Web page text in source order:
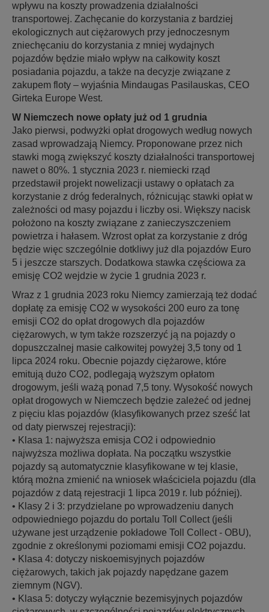
wpływu na koszty prowadzenia działalności
transportowej. Zachęcanie do korzystania z bardziej
ekologicznych aut ciężarowych przy jednoczesnym
zniechęcaniu do korzystania z mniej wydajnych
pojazdów będzie miało wpływ na całkowity koszt
posiadania pojazdu, a także na decyzje związane z
zakupem floty – wyjaśnia Mindaugas Pasilauskas, CEO
Girteka Europe West.
W Niemczech nowe opłaty już od 1 grudnia
Jako pierwsi, podwyżki opłat drogowych według nowych
zasad wprowadzają Niemcy. Proponowane przez nich
stawki mogą zwiększyć koszty działalności transportowej
nawet o 80%. 1 stycznia 2023 r. niemiecki rząd
przedstawił projekt nowelizacji ustawy o opłatach za
korzystanie z dróg federalnych, różnicując stawki opłat w
zależności od masy pojazdu i liczby osi. Większy nacisk
położono na koszty związane z zanieczyszczeniem
powietrza i hałasem. Wzrost opłat za korzystanie z dróg
będzie więc szczególnie dotkliwy już dla pojazdów Euro
5 i jeszcze starszych. Dodatkowa stawka częściowa za
emisję CO2 wejdzie w życie 1 grudnia 2023 r.
Wraz z 1 grudnia 2023 roku Niemcy zamierzają też dodać
dopłatę za emisję CO2 w wysokości 200 euro za tonę
emisji CO2 do opłat drogowych dla pojazdów
ciężarowych, w tym także rozszerzyć ją na pojazdy o
dopuszczalnej masie całkowitej powyżej 3,5 tony od 1
lipca 2024 roku. Obecnie pojazdy ciężarowe, które
emitują dużo CO2, podlegają wyższym opłatom
drogowym, jeśli ważą ponad 7,5 tony. Wysokość nowych
opłat drogowych w Niemczech będzie zależeć od jednej
z pięciu klas pojazdów (klasyfikowanych przez sześć lat
od daty pierwszej rejestracji):
• Klasa 1: najwyższa emisja CO2 i odpowiednio
najwyższa możliwa dopłata. Na początku wszystkie
pojazdy są automatycznie klasyfikowane w tej klasie,
którą można zmienić na wniosek właściciela pojazdu (dla
pojazdów z datą rejestracji 1 lipca 2019 r. lub później).
• Klasy 2 i 3: przydzielane po wprowadzeniu danych
odpowiedniego pojazdu do portalu Toll Collect (jeśli
używane jest urządzenie pokładowe Toll Collect - OBU),
zgodnie z określonymi poziomami emisji CO2 pojazdu.
• Klasa 4: dotyczy niskoemisyjnych pojazdów
ciężarowych, takich jak pojazdy napędzane gazem
ziemnym (NGV).
• Klasa 5: dotyczy wyłącznie bezemisyjnych pojazdów